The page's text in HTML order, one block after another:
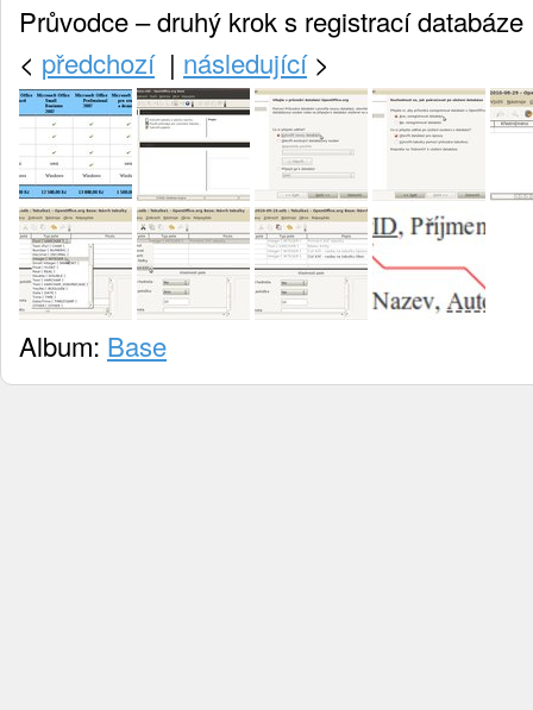
Průvodce – druhý krok s registrací databáze
< předchozí| následující>
Album: Base